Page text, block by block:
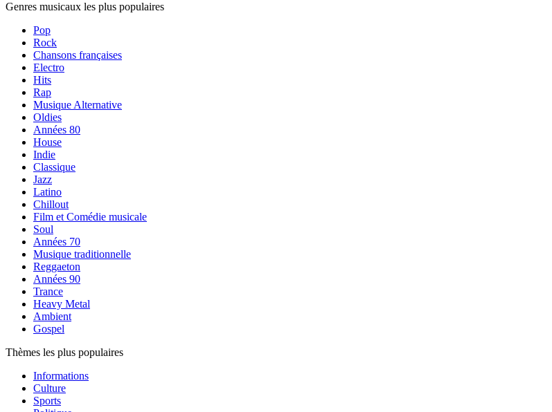
Genres musicaux les plus populaires
Pop
Rock
Chansons françaises
Electro
Hits
Rap
Musique Alternative
Oldies
Années 80
House
Indie
Classique
Jazz
Latino
Chillout
Film et Comédie musicale
Soul
Années 70
Musique traditionnelle
Reggaeton
Années 90
Trance
Heavy Metal
Ambient
Gospel
Thèmes les plus populaires
Informations
Culture
Sports